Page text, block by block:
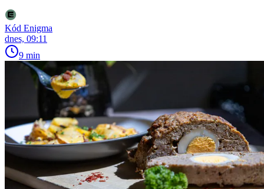
Kód Enigma
dnes, 09:11
9 min